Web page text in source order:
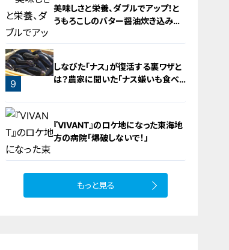
8
美味しさと栄養、ダブルでアップ！と
うもろこしのバター醤油炊き込みご
9
しなびた「ナス」が復活する裏ワザと
は？農家に聞いた「ナス嫌いも食べ
『VIVANT』のロケ地になった東海地
方の病院「爆破しないで！」
もっと見る